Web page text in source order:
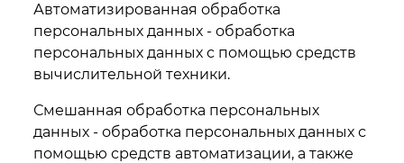
Автоматизированная обработка
персональных данных - обработка
персональных данных с помощью средств
вычислительной техники.
Смешанная обработка персональных
данных - обработка персональных данных с
помощью средств автоматизации, а также